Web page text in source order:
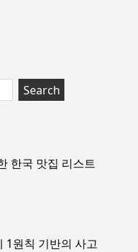
한국 맛집 리스트
원칙 기반의 사고